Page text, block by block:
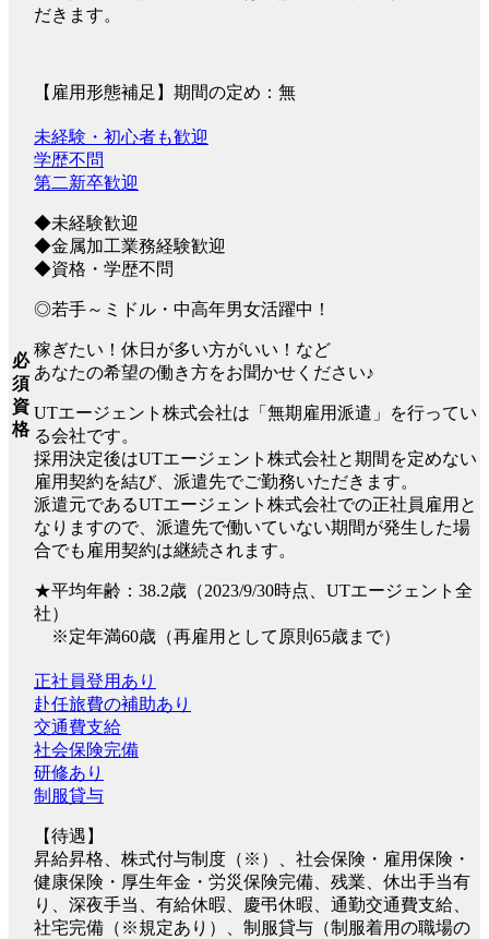
だきます。
【雇用形態補足】期間の定め：無
必
須
資
格
未経験・初心者も歓迎
学歴不問
第二新卒歓迎
◆未経験歓迎
◆金属加工業務経験歓迎
◆資格・学歴不問
◎若手～ミドル・中高年男女活躍中！
稼ぎたい！休日が多い方がいい！など
あなたの希望の働き方をお聞かせください♪
UTエージェント株式会社は「無期雇用派遣」を行ってい
る会社です。
採用決定後はUTエージェント株式会社と期間を定めない
雇用契約を結び、派遣先でご勤務いただきます。
派遣元であるUTエージェント株式会社での正社員雇用と
なりますので、派遣先で働いていない期間が発生した場
合でも雇用契約は継続されます。
★平均年齢：38.2歳（2023/9/30時点、UTエージェント全
社）
※定年満60歳（再雇用として原則65歳まで）
正社員登用あり
赴任旅費の補助あり
交通費支給
社会保険完備
研修あり
制服貸与
【待遇】
昇給昇格、株式付与制度（※）、社会保険・雇用保険・
健康保険・厚生年金・労災保険完備、残業、休出手当有
り、深夜手当、有給休暇、慶弔休暇、通勤交通費支給、
社宅完備（※規定あり）、制服貸与（制服着用の職場の